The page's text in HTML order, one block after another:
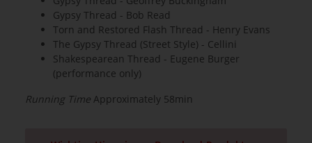
Gypsy Thread - Bob Read
Torn and Restored Flash Thread - Henry Evans
The Gypsy Thread (Street Style) - Cellini
Shakespearean Thread - Eugene Burger
(performance only)
Running Time Approximately 58min